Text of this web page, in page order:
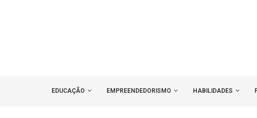
EDUCAÇÃO EMPREENDEDORISMO HABILIDADES